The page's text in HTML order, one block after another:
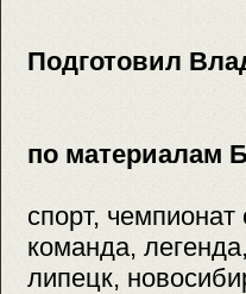
Подготовил
по материалам
спорт,
команда,
липецк,